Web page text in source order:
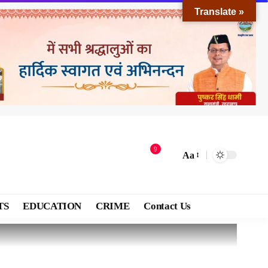
9
Aa
EDUCATION CRIME Contact Us
Translate »